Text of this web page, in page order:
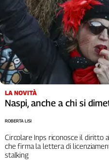
Contatti
redazione
Newsletter
Social
LA NOVITÀ
Naspi, anche a chi si
Circolare Inps riconosce il diritto
che firma la lettera di
stalking
ROBERTA LISI